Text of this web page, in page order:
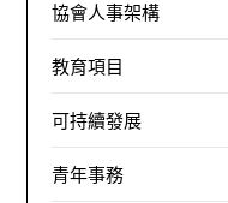
協會人事架構
教育項目
可持續發展
青年事務